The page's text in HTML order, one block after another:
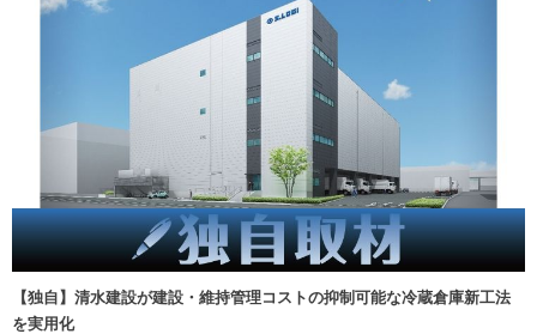
【独自】清水建設が建設・維持管理コストの抑制可能な冷蔵倉庫新工法
を実用化